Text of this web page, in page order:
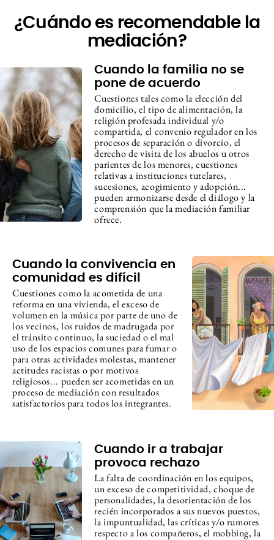
¿Cuándo es recomendable la
mediación?
Cuando la familia no se
pone de acuerdo
Cuestiones tales como la elección del
domicilio, el tipo de alimentación, la
religión profesada individual y/o
compartida, el convenio regulador en los
procesos de separación o divorcio, el
derecho de visita de los abuelos u otros
parientes de los menores, cuestiones
relativas a instituciones tutelares,
sucesiones, acogimiento y adopción...
pueden armonizarse desde el diálogo y la
comprensión que la mediación familiar
ofrece.
Cuando la convivencia en
comunidad es difícil
Cuestiones como la acometida de una
reforma en una vivienda, el exceso de
volumen en la música por parte de uno de
los vecinos, los ruidos de madrugada por
el tránsito continuo, la suciedad o el mal
uso de los espacios comunes para fumar o
para otras actividades molestas, mantener
actitudes racistas o por motivos
religiosos... pueden ser acometidas en un
proceso de mediación con resultados
satisfactorios para todos los integrantes.
Cuando ir a trabajar
provoca rechazo
La falta de coordinación en los equipos,
un exceso de competitividad, choque de
personalidades, la desorientación de los
recién incorporados a sus nuevos puestos,
la impuntualidad, las críticas y/o rumores
respecto a los compañeros, el mobbing, la